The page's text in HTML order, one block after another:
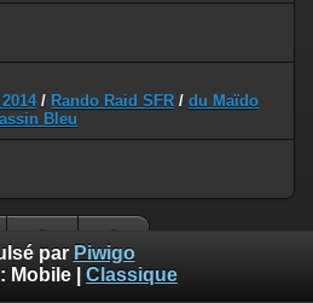
/ Rando Raid SFR / du Maïdo
Bleu
par Piwigo
Mobile Classique